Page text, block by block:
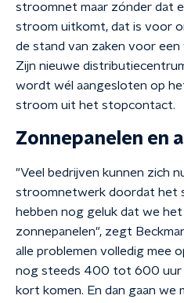
stroomnet maar zónder dat
stroom uitkomt, dat is voor
de stand van zaken voor
Zijn nieuwe
wordt wél aangesloten op
stroom uit het stopcontact.
Zonnepanelen en
"Veel bedrijven kunnen zich
stroomnetwerk doordat het
hebben nog geluk dat we
zonnepanelen", zegt
alle problemen volledig mee
nog steeds 400 tot 600 uur
kort komen. En dan gaan we